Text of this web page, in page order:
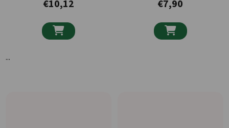
€10,12

...
€7,90
